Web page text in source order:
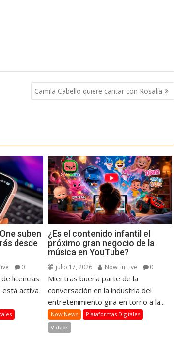
Camila Cabello quiere cantar con Rosalía
suben
desde
0
licencias
está activa
¿Es el contenido infantil el
próximo gran negocio de la
música en YouTube?
julio 17, 2026 Now! in Live 0
Mientras buena parte de la
conversación en la industria del
entretenimiento gira en torno a la...
Now!News
Plataformas Digitales
Videos